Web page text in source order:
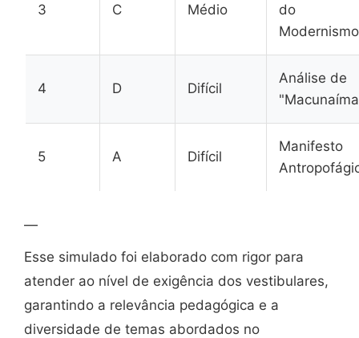
3 C Médio
do
Modernismo
4 D Difícil
Análise de
5 A Difícil
Manifesto
—
Esse simulado foi elaborado com rigor para
atender ao nível de exigência dos vestibulares,
garantindo a relevância pedagógica e a
diversidade de temas abordados no